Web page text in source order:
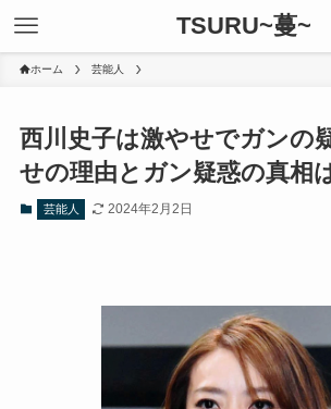
TSURU~蔓~
ホーム 芸能人
西川史子は激やせでガンの
せの理由とガン疑惑の真相
芸能人 2024年2月2日